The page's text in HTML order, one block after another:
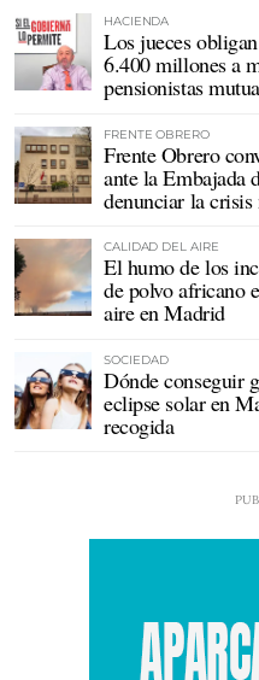
HACIENDA
Los jueces
6.400 millones a
pensionistas
FRENTE OBRERO
Frente Obrero
ante la Embajada
denunciar la
CALIDAD DEL AIRE
El humo de los
de polvo africano
aire en Madrid
SOCIEDAD
Dónde conseguir
eclipse solar en
recogida